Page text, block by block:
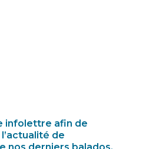
infolettre afin de
de